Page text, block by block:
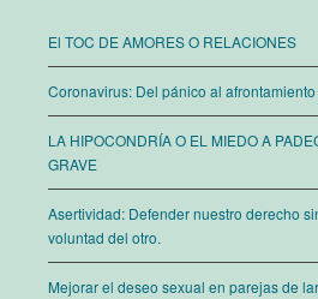
El TOC DE AMORES O RELACIONES
Coronavirus: Del pánico al
LA HIPOCONDRÍA O EL MIEDO A
GRAVE
Asertividad: Defender nuestro derecho
voluntad del otro.
Mejorar el deseo sexual en parejas de